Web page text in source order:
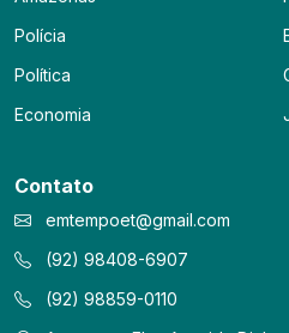
Polícia
Política
Economia
Contato
emtempoet@gmail.com
(92) 98408-6907
(92) 98859-0110